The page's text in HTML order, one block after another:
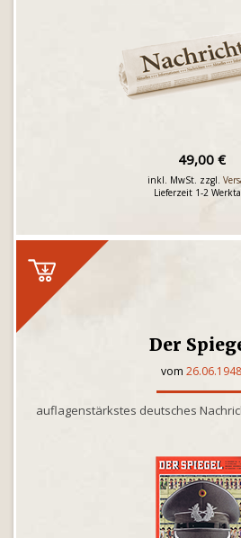
49,00 €
inkl. MwSt. zzgl.
Lieferzeit 1-2
Der
vom 26.06.1948
auflagenstärkstes deutsches